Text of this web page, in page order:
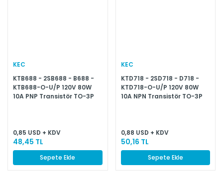
KEC
KTB688 - 2SB688 - B688 -
KTB688-O-U/P 120V 80W
10A PNP Transistör TO-3P
0,85 USD + KDV
48,45 TL
Sepete Ekle
KEC
KTD718 - 2SD718 - D718 -
KTD718-O-U/P 120V 80W
10A NPN Transistör TO-3P
0,88 USD + KDV
50,16 TL
Sepete Ekle